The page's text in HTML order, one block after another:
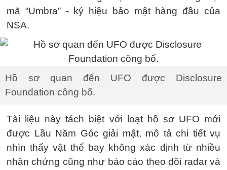
mã “Umbra” - ký hiệu bảo mật hàng đầu của
NSA.
Hồ sơ quan đến UFO được Disclosure
Foundation công bố.
Tài liệu này tách biệt với loạt hồ sơ UFO mới
được Lầu Năm Góc giải mật, mô tả chi tiết vụ
nhìn thấy vật thể bay không xác định từ nhiều
nhân chứng cũng như báo cáo theo dõi radar và